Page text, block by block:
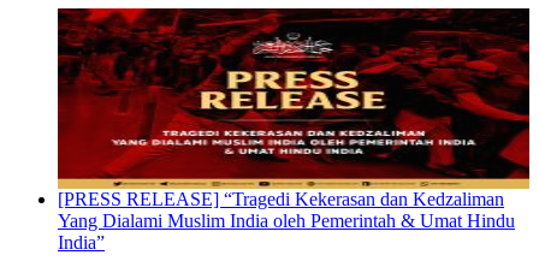
[PRESS RELEASE] “Tragedi Kekerasan dan Kedzaliman
Yang Dialami Muslim India oleh Pemerintah & Umat Hindu
India”